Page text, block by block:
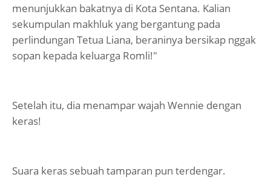
menunjukkan bakatnya di Kota Sentana. Kalian
sekumpulan makhluk yang bergantung pada
perlindungan Tetua Liana, beraninya bersikap nggak
sopan kepada keluarga Romli!"
Setelah itu, dia menampar wajah Wennie dengan
keras!
Suara keras sebuah tamparan pun terdengar.